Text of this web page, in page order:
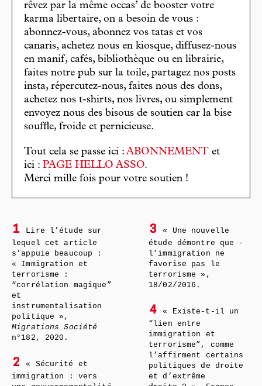
rêvez par la même occas’ de booster votre
karma libertaire, on a besoin de vous :
abonnez-vous, abonnez vos tatas et vos
canaris, achetez nous en kiosque, diffusez-nous
en manif, cafés, bibliothèque ou en librairie,
faites notre pub sur la toile, partagez nos posts
insta, répercutez-nous, faites nous des dons,
achetez nos t-shirts, nos livres, ou simplement
envoyez nous des bisous de soutien car la bise
souffle, froide et pernicieuse.
Tout cela se passe ici : ABONNEMENT et
ici : PAGE HELLO ASSO.
Merci mille fois pour votre soutien !
1
Lire l’étude sur
lequel cet article
s’appuie beaucoup :
« Immigration et
terrorisme :
“corrélation magique”
et
instrumentalisation
politique »,
Migrations Société
n°182, 2020.
2
« Sécurité et
immigration : vers
3
« Une nouvelle
étude démontre que ­
l’immigration ne
favorise pas le
terrorisme »,
18/02/2016.
4
« Existe-t-il un
“lien entre
immigration et
terrorisme”, comme
l’affirment certains
politiques de droite
et d’extrême